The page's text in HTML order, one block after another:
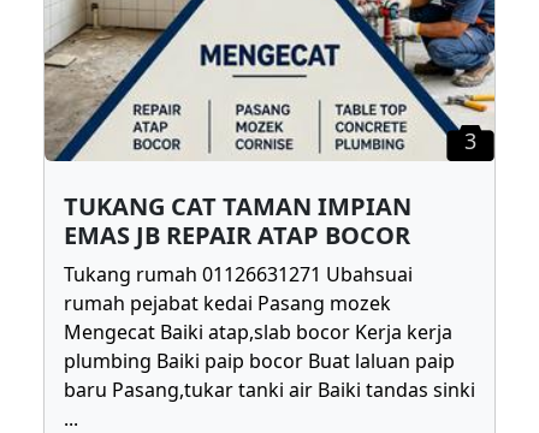
3
TUKANG CAT TAMAN IMPIAN
EMAS JB REPAIR ATAP BOCOR
Tukang rumah 01126631271 Ubahsuai
rumah pejabat kedai Pasang mozek
Mengecat Baiki atap,slab bocor Kerja kerja
plumbing Baiki paip bocor Buat laluan paip
baru Pasang,tukar tanki air Baiki tandas sinki
...